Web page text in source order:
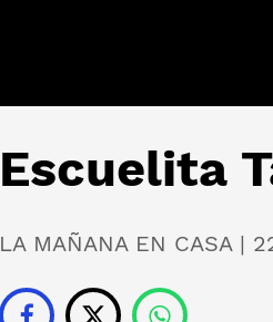
Escuelita
LA MAÑANA EN CASA |